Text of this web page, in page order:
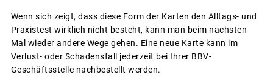
Wenn sich zeigt, dass diese Form der Karten den Alltags- und
Praxistest wirklich nicht besteht, kann man beim nächsten
Mal wieder andere Wege gehen. Eine neue Karte kann im
Verlust- oder Schadensfall jederzeit bei Ihrer BBV-
Geschäftsstelle nachbestellt werden.